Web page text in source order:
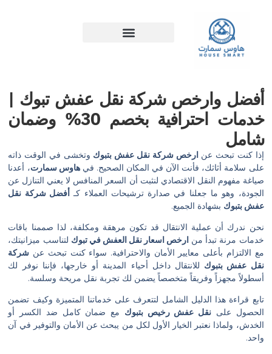
أفضل وارخص شركة نقل عفش تبوك |
خدمات احترافية بخصم 30% وضمان
شامل
إذا كنت تبحث عنارخص شركة نقل عفش بتبوك وتخشى في الوقت ذاته
على سلامة أثاثك، فأنت الآن في المكان الصحيح. فيهاوس سمارت، أعدنا
صياغة مفهوم النقل الاقتصادي لنثبت أن السعر المنافس لا يعني التنازل عن
الجودة، وهو ما جعلنا في صدارة ترشيحات العملاء كـ أفضل شركة نقل
عفش بتبوك بشهادة الجميع.
نحن ندرك أن عملية الانتقال قد تكون مرهقة ومكلفة، لذا صممنا باقات
خدمات مرنة تبدأ من ارخص اسعار نقل العفش في تبوك لتناسب ميزانيتك،
مع الالتزام بأعلى معايير الأمان والاحترافية. سواء كنت تبحث عن شركة
نقل عفش بتبوك للانتقال داخل أحياء المدينة أو خارجها، فإننا نوفر لك
أسطولاً مجهزاً وفريقاً متخصصاً يضمن لك تجربة نقل مريحة وسلسة.
تابع قراءة هذا الدليل الشامل لتتعرف على خدماتنا المتميزة وكيف تضمن
الحصول على نقل عفش رخيص بتبوك مع ضمان كامل ضد الكسر أو
الخدش، ولماذا نعتبر الخيار الأول لكل من يبحث عن الأمان والتوفير في آن
واحد.